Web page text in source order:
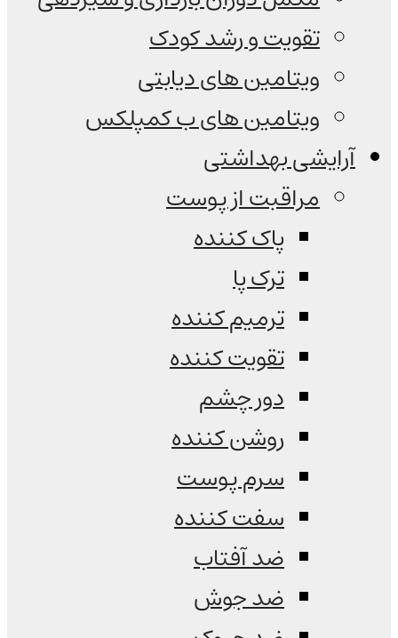
تقویت و رشد کودک
ویتامین های دیابتی
ویتامین های ب کمپلکس
آرایشی بهداشتی
مراقبت از پوست
پاک کننده
ترک پا
ترمیم کننده
تقویت کننده
دور چشم
روشن کننده
سرم پوست
سفت کننده
ضد آفتاب
ضد جوش